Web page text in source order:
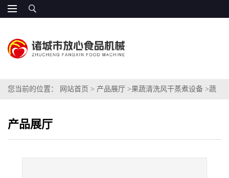
您当前的位置： 网站首页 > 产品展厅 >果蔬清洗风干蒸煮设备 >蔬
产品展厅